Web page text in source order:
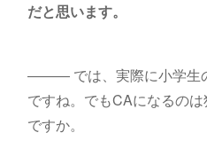
だと思います。
――― では、実際に小学生
ですね。でもCAになるの
ですか。